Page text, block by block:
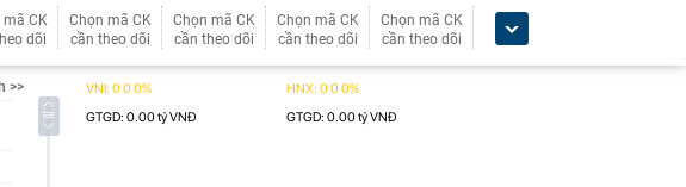
mã CK
dõi
Chọn mã CK
cần theo dõi
Chọn mã CK
cần theo dõi
Chọn mã CK
cần theo dõi
Chọn mã CK
cần theo dõi
>>